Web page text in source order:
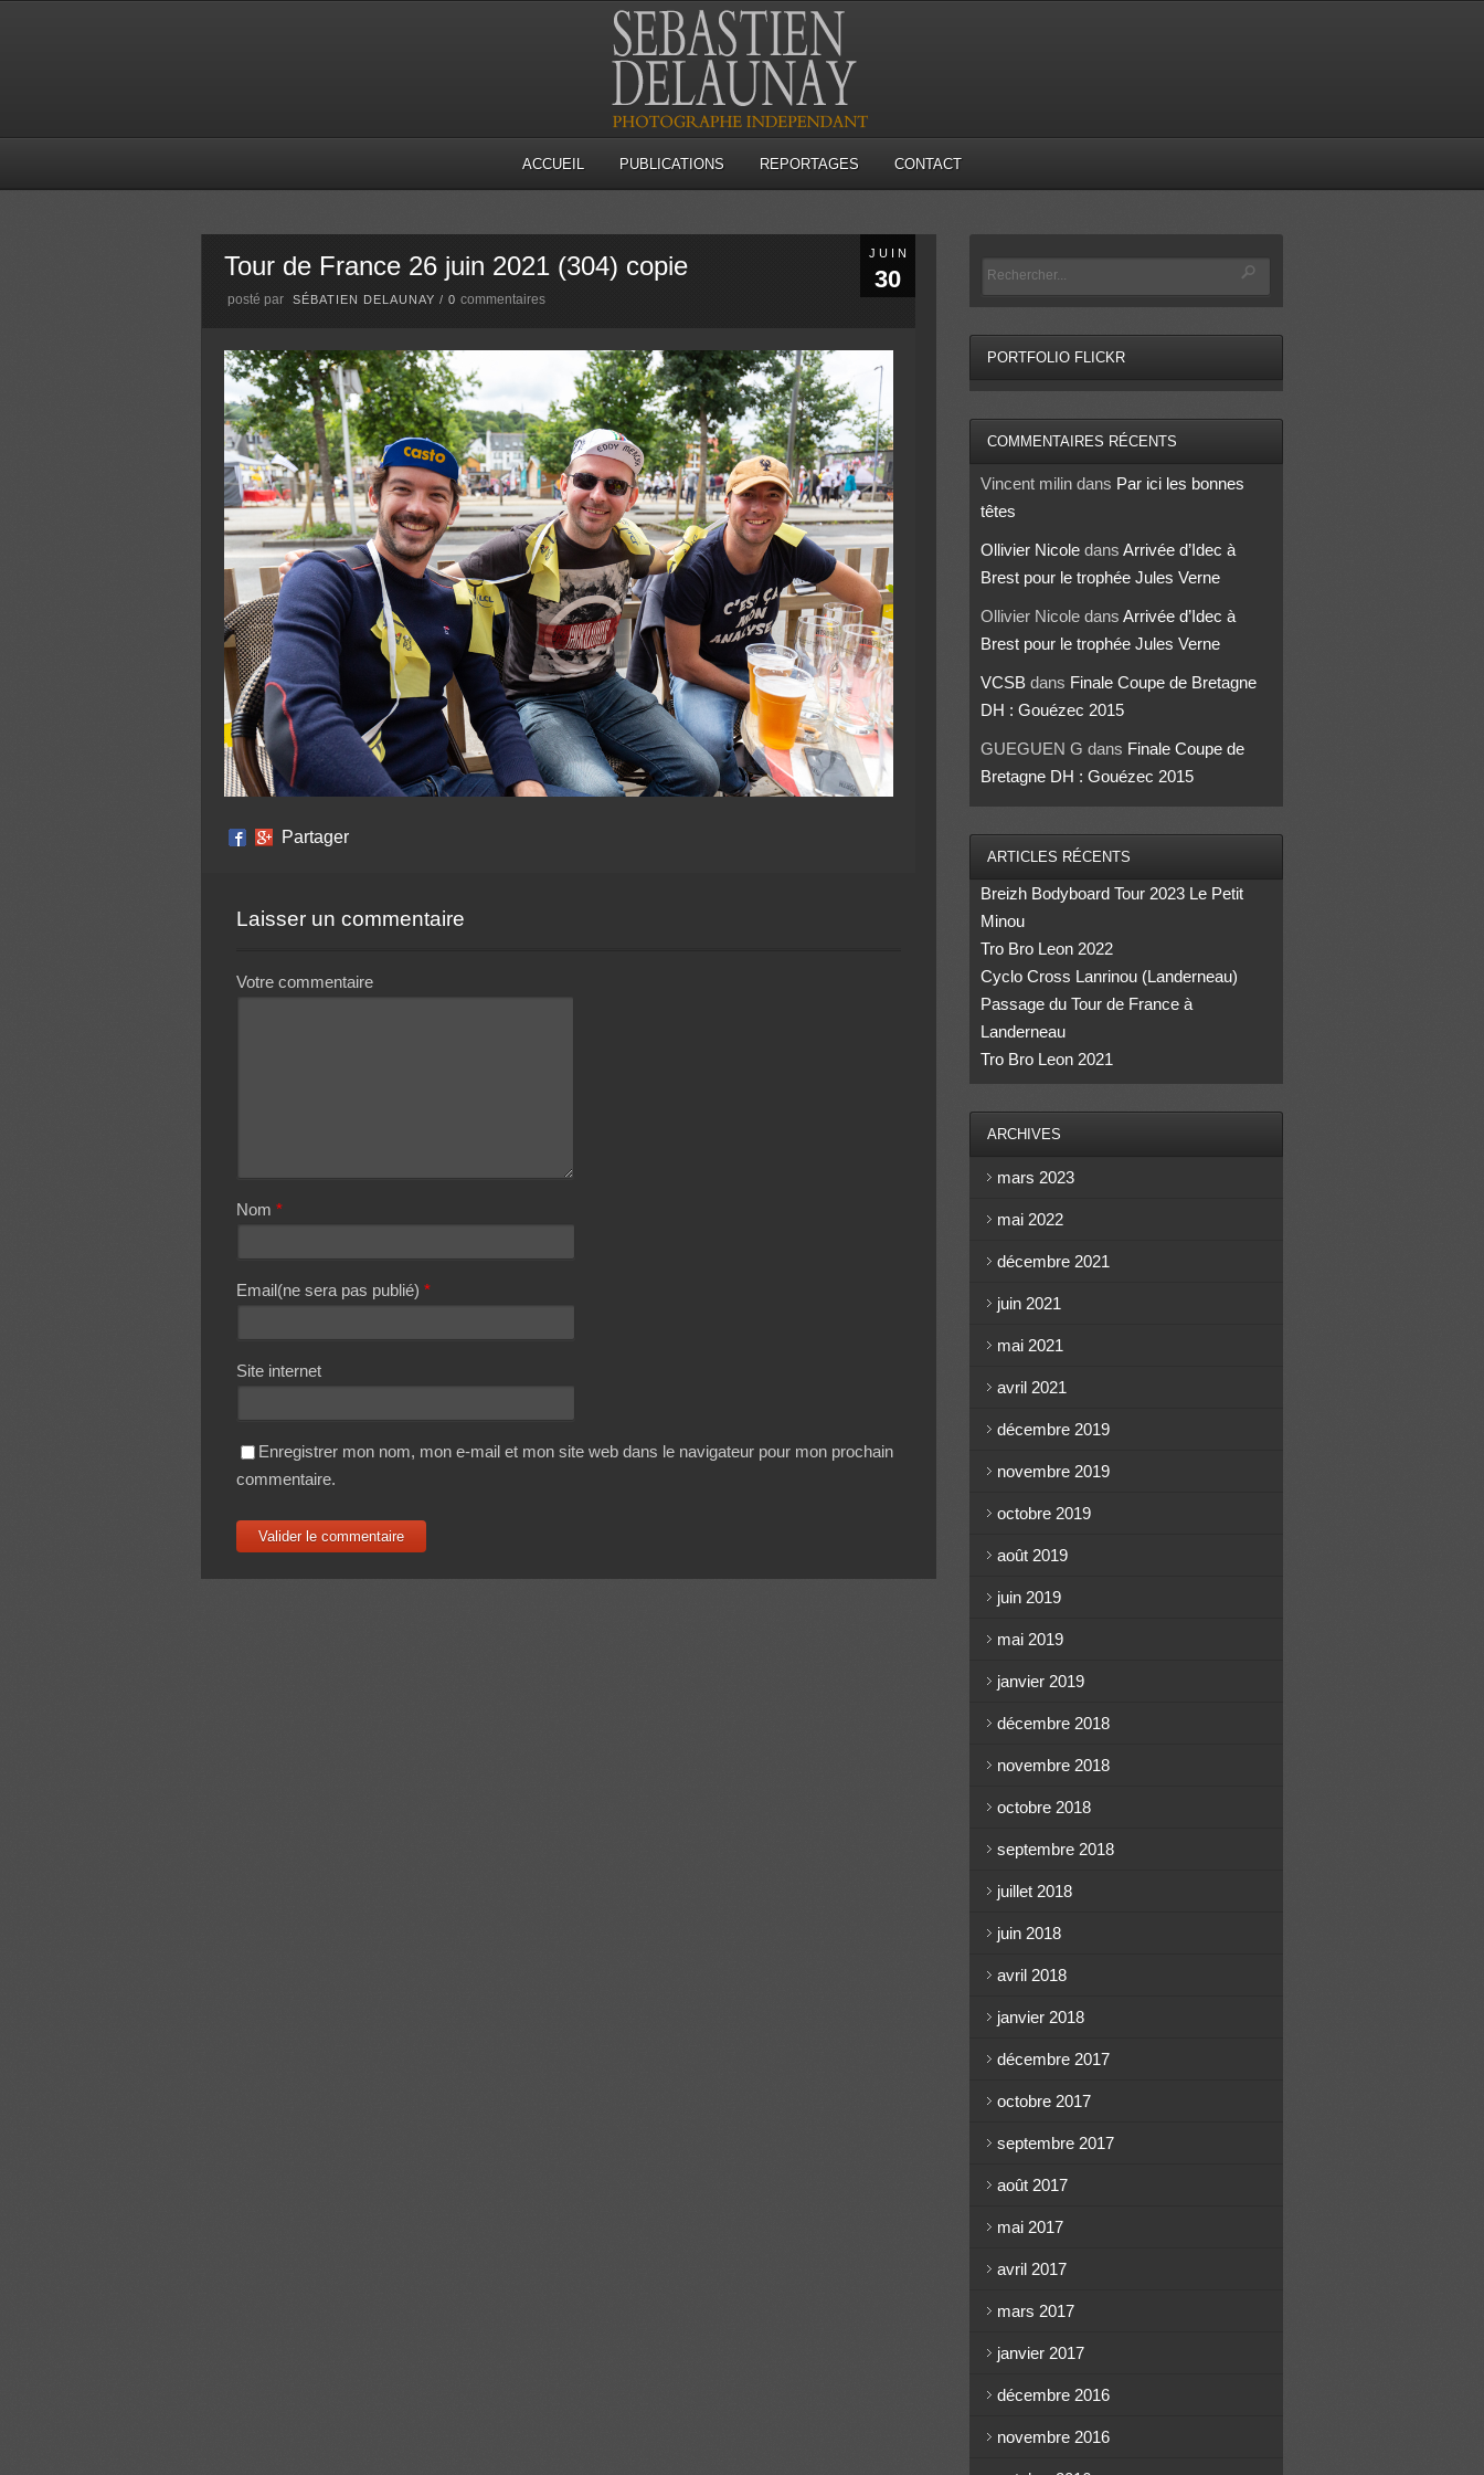
ACCUEIL PUBLICATIONS REPORTAGES CONTACT
JUIN
30
Tour de France 26 juin 2021 (304) copie
posté par SÉBATIEN DELAUNAY / 0 commentaires
Partager
Laisser un commentaire
Votre commentaire
Nom *
Email(ne sera pas publié) *
Site internet
Enregistrer mon nom, mon e-mail et mon site web dans le navigateur pour mon prochain
commentaire.
PORTFOLIO FLICKR
COMMENTAIRES RÉCENTS
Vincent milindans Par ici les bonnes
têtes
Ollivier Nicoledans Arrivée d’Idec à
Brest pour le trophée Jules Verne
Ollivier Nicoledans Arrivée d’Idec à
Brest pour le trophée Jules Verne
VCSBdans Finale Coupe de Bretagne
DH : Gouézec 2015
GUEGUEN G dans Finale Coupe de
Bretagne DH : Gouézec 2015
ARTICLES RÉCENTS
Breizh Bodyboard Tour 2023 Le Petit
Minou
Tro Bro Leon 2022
Cyclo Cross Lanrinou (Landerneau)
Passage du Tour de France à
Landerneau
Tro Bro Leon 2021
ARCHIVES
mars 2023
mai 2022
décembre 2021
juin 2021
mai 2021
avril 2021
décembre 2019
novembre 2019
octobre 2019
août 2019
juin 2019
mai 2019
janvier 2019
décembre 2018
novembre 2018
octobre 2018
septembre 2018
juillet 2018
juin 2018
avril 2018
janvier 2018
décembre 2017
octobre 2017
septembre 2017
août 2017
mai 2017
avril 2017
mars 2017
janvier 2017
décembre 2016
novembre 2016